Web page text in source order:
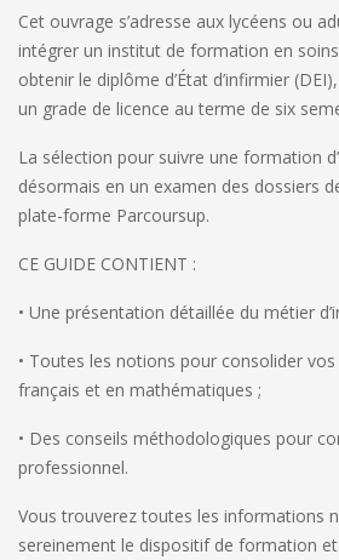
Cet ouvrage s’adresse aux lycéens ou
intégrer un institut de formation en
obtenir le diplôme d’État d’infirmier
un grade de licence au terme de six
La sélection pour suivre une formation
désormais en un examen des dossiers
plate-forme Parcoursup.
CE GUIDE CONTIENT :
• Une présentation détaillée du métier
• Toutes les notions pour consolider
français et en mathématiques ;
• Des conseils méthodologiques pour
professionnel.
Vous trouverez toutes les informations
sereinement le dispositif de formation